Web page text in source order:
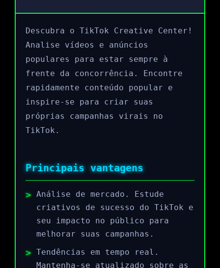
Descubra o TikTok Creative Center!
Analise vídeos e anúncios
populares para estar sempre à
frente da concorrência. Encontre
rapidamente conteúdo popular e
inspire-se para criar suas
próprias campanhas virais no
TikTok.
Principais vantagens
Análise de mercado. Estude
criativos de sucesso do TikTok e
seu impacto no público para
melhorar suas campanhas.
Tendências em tempo real.
Mantenha-se atualizado sobre as